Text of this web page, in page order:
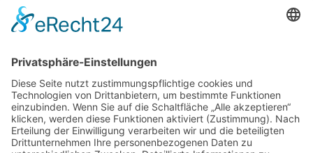
Lebensstil
gleich. Doch Stress ist so viel mehr. Stressregulation
beginnt erst dann, wenn wir verstehen, was im
Körper wirklich passiert.
Weiterlesen »